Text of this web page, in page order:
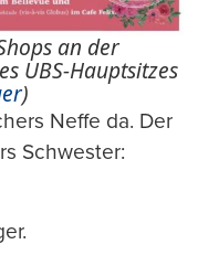
an der
UBS-Hauptsitzes
)
Neffe da. Der
Schwester: